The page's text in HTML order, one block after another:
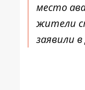
место
жители
заявили